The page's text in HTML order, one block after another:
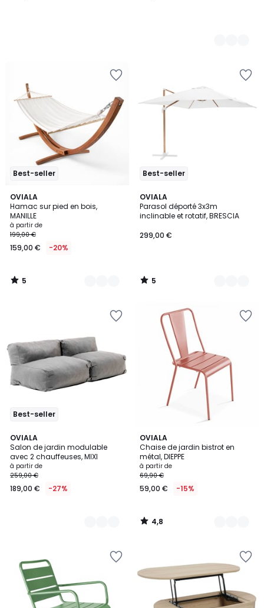
Best-seller
OVIALA
Hamac sur pied en bois,
MANILLE
à partir de
199,00 €
159,00 € -20%
5
/
5
2
Couleurs
5
/
Best-seller
OVIALA
Parasol déporté 3x3m
inclinable et rotatif, BRESCIA
299,00 €
5
/
5
4
Couleurs
5
/
Best-seller
OVIALA
Salon de jardin modulable
avec 2 chauffeuses, MIXI
à partir de
259,00 €
189,00 € -27%
4
Couleurs
OVIALA
Chaise de jardin bistrot en
métal, DIEPPE
à partir de
69,90 €
59,00 € -15%
4,8
/ 5
6
Couleurs
4,8
/